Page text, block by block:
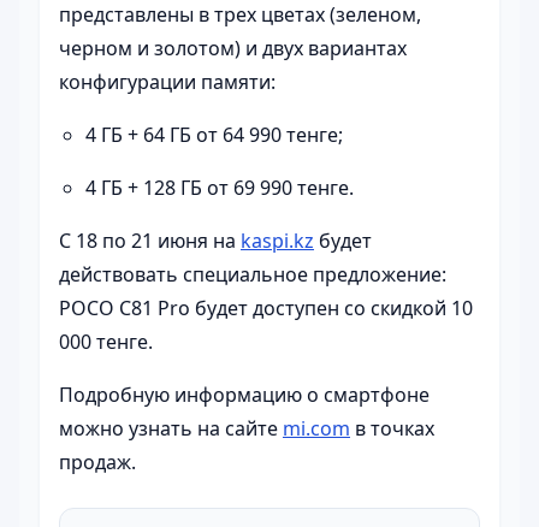
представлены в трех цветах (зеленом,
черном и золотом) и двух вариантах
конфигурации памяти:
4 ГБ + 64 ГБ от 64 990 тенге;
4 ГБ + 128 ГБ от 69 990 тенге.
С 18 по 21 июня на kaspi.kz будет
действовать специальное предложение:
POCO C81 Pro будет доступен со скидкой 10
000 тенге.
Подробную информацию о смартфоне
можно узнать на сайте mi.com в точках
продаж.